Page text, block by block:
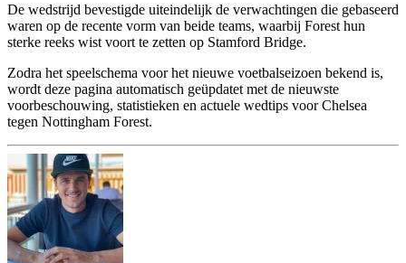
De wedstrijd bevestigde uiteindelijk de verwachtingen die gebaseerd
waren op de recente vorm van beide teams, waarbij Forest hun
sterke reeks wist voort te zetten op Stamford Bridge.
Zodra het speelschema voor het nieuwe voetbalseizoen bekend is,
wordt deze pagina automatisch geüpdatet met de nieuwste
voorbeschouwing, statistieken en actuele wedtips voor Chelsea
tegen Nottingham Forest.